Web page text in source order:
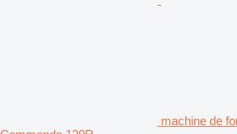
machine de